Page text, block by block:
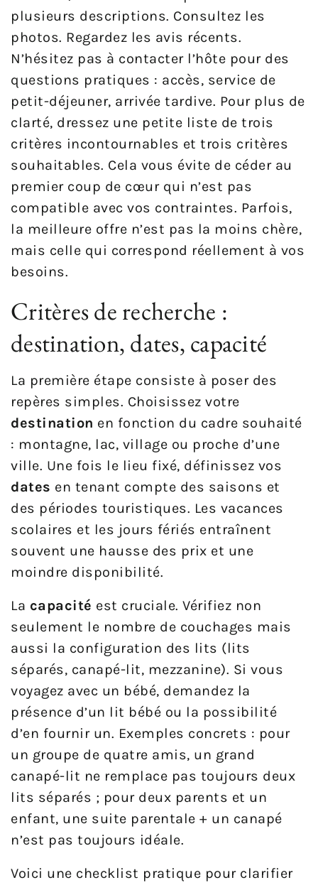
plusieurs descriptions. Consultez les
photos. Regardez les avis récents.
N’hésitez pas à contacter l’hôte pour des
questions pratiques : accès, service de
petit-déjeuner, arrivée tardive. Pour plus de
clarté, dressez une petite liste de trois
critères incontournables et trois critères
souhaitables. Cela vous évite de céder au
premier coup de cœur qui n’est pas
compatible avec vos contraintes. Parfois,
la meilleure offre n’est pas la moins chère,
mais celle qui correspond réellement à vos
besoins.
Critères de recherche :
destination, dates, capacité
La première étape consiste à poser des
repères simples. Choisissez votre
destination en fonction du cadre souhaité
: montagne, lac, village ou proche d’une
ville. Une fois le lieu fixé, définissez vos
dates en tenant compte des saisons et
des périodes touristiques. Les vacances
scolaires et les jours fériés entraînent
souvent une hausse des prix et une
moindre disponibilité.
La capacité est cruciale. Vérifiez non
seulement le nombre de couchages mais
aussi la configuration des lits (lits
séparés, canapé-lit, mezzanine). Si vous
voyagez avec un bébé, demandez la
présence d’un lit bébé ou la possibilité
d’en fournir un. Exemples concrets : pour
un groupe de quatre amis, un grand
canapé-lit ne remplace pas toujours deux
lits séparés ; pour deux parents et un
enfant, une suite parentale + un canapé
n’est pas toujours idéale.
Voici une checklist pratique pour clarifier